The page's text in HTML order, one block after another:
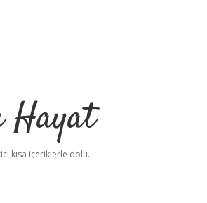
Hayat
kısa içeriklerle dolu.